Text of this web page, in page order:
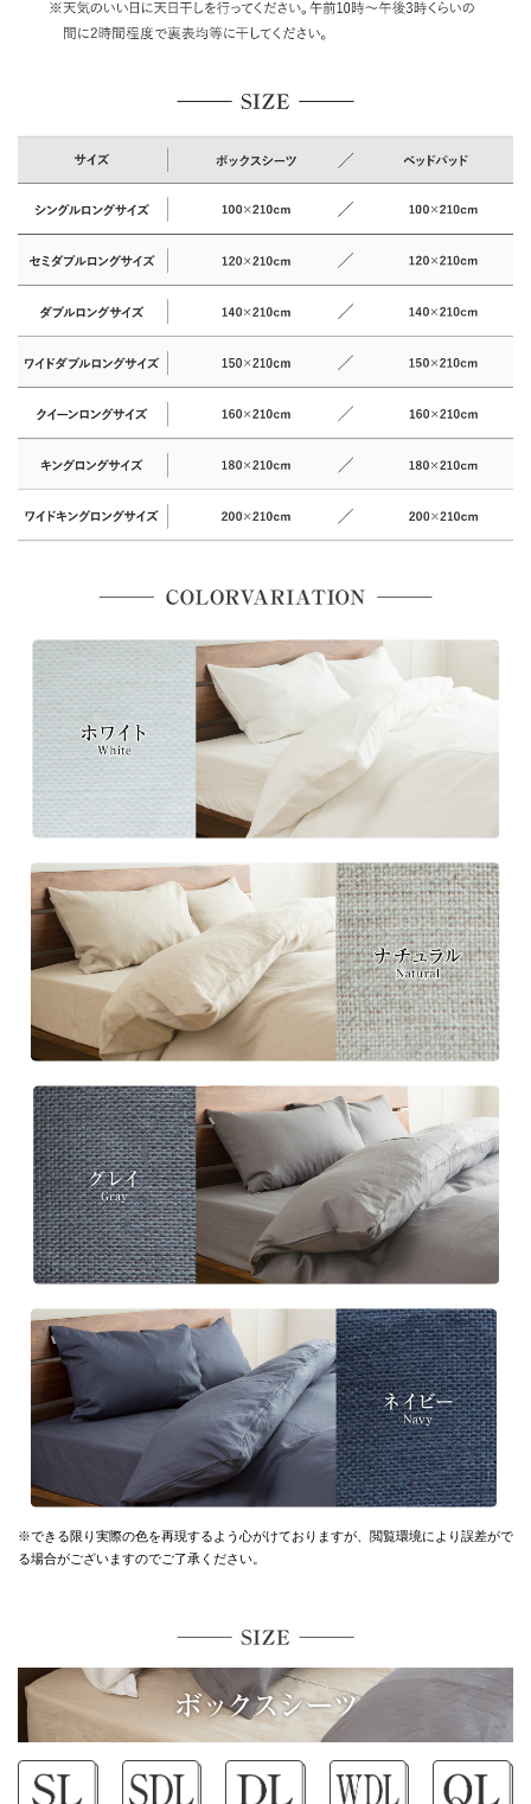
※できる限り実際の色を再現するよう心がけておりますが、 閲覧環境により誤差がで
る場合がございますのでご了承ください。